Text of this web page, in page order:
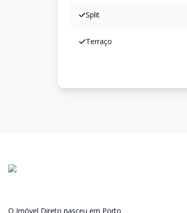
Split
Terraço
O Imóvel Direto nasceu em Porto